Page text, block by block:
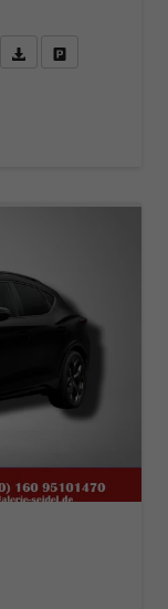
anfragen
rufen Sie an
Fahrzeugexposé (PDF)